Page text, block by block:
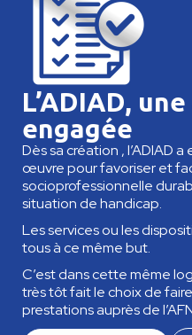
L’ADIAD,
engagée
Dès sa création , l’ADIAD
œuvre pour favoriser et
socioprofessionnelle
situation de handicap.
Les services ou les
tous à ce même but.
C’est dans cette même
très tôt fait le choix de
prestations auprès de